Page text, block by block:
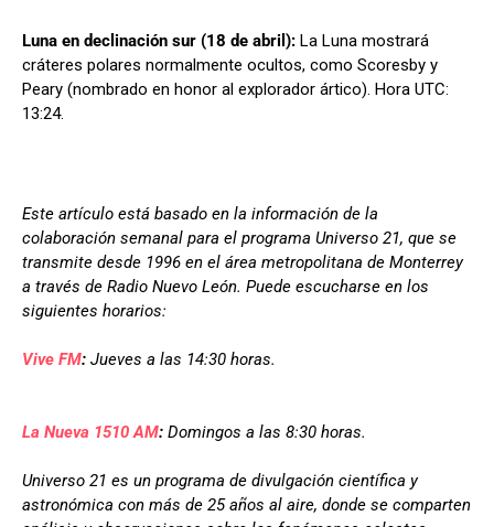
Luna en declinación sur (18 de abril): La Luna mostrará
cráteres polares normalmente ocultos, como Scoresby y
Peary (nombrado en honor al explorador ártico). Hora UTC:
13:24.
Este artículo está basado en la información de la
colaboración semanal para el programa Universo 21, que se
transmite desde 1996 en el área metropolitana de Monterrey
a través de Radio Nuevo León. Puede escucharse en los
siguientes horarios:
Vive FM: Jueves a las 14:30 horas.
La Nueva 1510 AM: Domingos a las 8:30 horas.
Universo 21 es un programa de divulgación científica y
astronómica con más de 25 años al aire, donde se comparten